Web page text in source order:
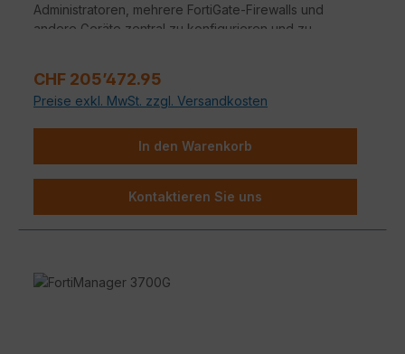
Administratoren, mehrere FortiGate-Firewalls und
andere Geräte zentral zu konfigurieren und zu
Regulärer Preis:
CHF 205’472.95
Preise exkl. MwSt. zzgl. Versandkosten
In den Warenkorb
Kontaktieren Sie uns